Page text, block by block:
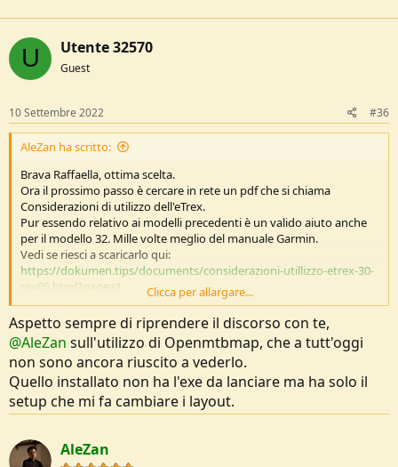
c
t
o
n
U Utente 32570
Guest
10 Settembre 2022 #36
AleZan ha scritto:
Brava Raffaella, ottima scelta.
Ora il prossimo passo è cercare in rete un pdf che si chiama
Considerazioni di utilizzo dell'eTrex.
Pur essendo relativo ai modelli precedenti è un valido aiuto anche
per il modello 32. Mille volte meglio del manuale Garmin.
Vedi se riesci a scaricarlo qui:
https://dokumen.tips/documents/considerazioni-utillizzo-etrex-30-
rev05.html?page=1
Poi vediamo il tema mappe…
Clicca per allargare...
Aspetto sempre di riprendere il discorso con te,
@AleZan sull'utilizzo di Openmtbmap, che a tutt'oggi
non sono ancora riuscito a vederlo.
Quello installato non ha l'exe da lanciare ma ha solo il
setup che mi fa cambiare i layout.
AleZan